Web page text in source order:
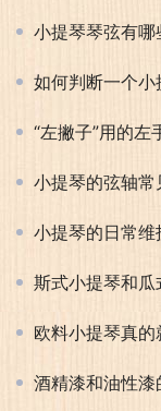
小提琴琴弦有哪
如何判断一个小
“左撇子”用的左
小提琴的弦轴
小提琴的日常维
斯式小提琴和瓜
欧料小提琴真
酒精漆和油性